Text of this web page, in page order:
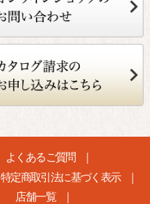
よくあるご質問
特定商取引法に基づく表示
店舗一覧